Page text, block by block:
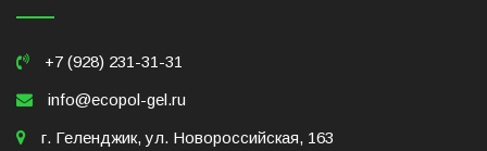
+7 (928) 231-31-31
info@ecopol-gel.ru
г. Геленджик, ул. Новороссийская, 163